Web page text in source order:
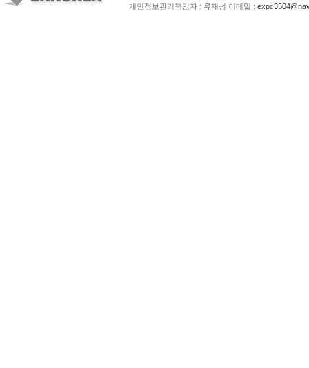
개인정보관리책임자 : 류재성 이메일 :